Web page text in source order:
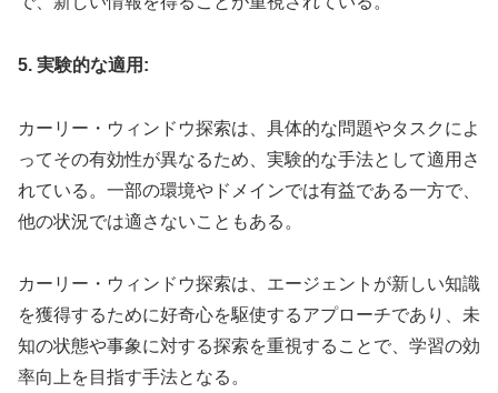
5. 実験的な適用:
カーリー・ウィンドウ探索は、具体的な問題やタスクによ
ってその有効性が異なるため、実験的な手法として適用さ
れている。一部の環境やドメインでは有益である一方で、
他の状況では適さないこともある。
カーリー・ウィンドウ探索は、エージェントが新しい知識
を獲得するために好奇心を駆使するアプローチであり、未
知の状態や事象に対する探索を重視することで、学習の効
率向上を目指す手法となる。